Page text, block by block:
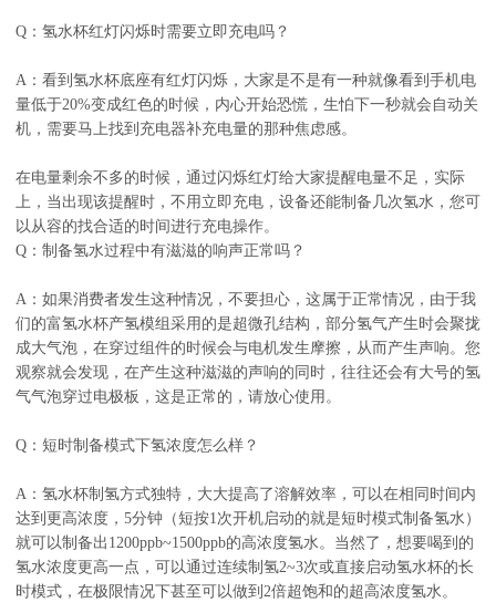
Q：氢水杯红灯闪烁时需要立即充电吗？
A：看到氢水杯底座有红灯闪烁，大家是不是有一种就像看到手机电
量低于20%变成红色的时候，内心开始恐慌，生怕下一秒就会自动关
机，需要马上找到充电器补充电量的那种焦虑感。
在电量剩余不多的时候，通过闪烁红灯给大家提醒电量不足，实际
上，当出现该提醒时，不用立即充电，设备还能制备几次氢水，您可
以从容的找合适的时间进行充电操作。
Q：制备氢水过程中有滋滋的响声正常吗？
A：如果消费者发生这种情况，不要担心，这属于正常情况，由于我
们的富氢水杯产氢模组采用的是超微孔结构，部分氢气产生时会聚拢
成大气泡，在穿过组件的时候会与电机发生摩擦，从而产生声响。您
观察就会发现，在产生这种滋滋的声响的同时，往往还会有大号的氢
气气泡穿过电极板，这是正常的，请放心使用。
Q：短时制备模式下氢浓度怎么样？
A：氢水杯制氢方式独特，大大提高了溶解效率，可以在相同时间内
达到更高浓度，5分钟（短按1次开机启动的就是短时模式制备氢水）
就可以制备出1200ppb~1500ppb的高浓度氢水。当然了，想要喝到的
氢水浓度更高一点，可以通过连续制氢2~3次或直接启动氢水杯的长
时模式，在极限情况下甚至可以做到2倍超饱和的超高浓度氢水。